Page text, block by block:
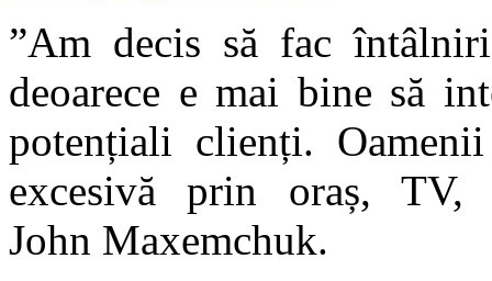
”Am decis să fac
deoarece e mai bine să
potențiali clienți.
excesivă prin oraș,
John Maxemchuk.